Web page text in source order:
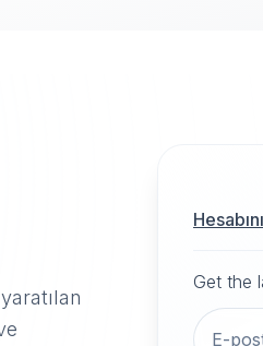
Get the